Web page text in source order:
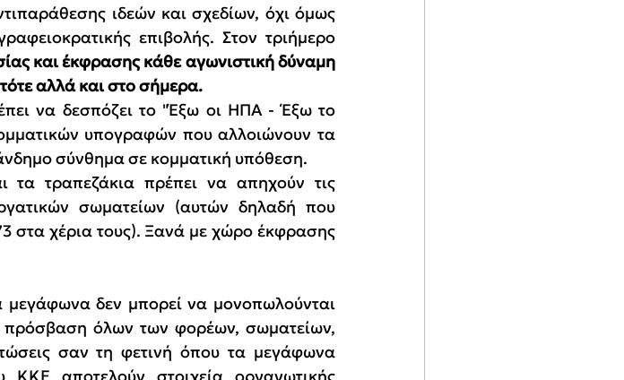
ιδεών και σχεδίων, όχι όμως
επιβολής. Στον τριήμερο
και έκφρασης κάθε αγωνιστική δύναμη
αλλά και στο σήμερα.
να δεσπόζει το "Έξω οι ΗΠΑ - Έξω το
υπογραφών που αλλοιώνουν τα
σύνθημα σε κομματική υπόθεση.
τα τραπεζάκια πρέπει να απηχούν τις
σωματείων (αυτών δηλαδή που
στα χέρια τους). Ξανά με χώρο έκφρασης
μεγάφωνα δεν μπορεί να μονοπωλούνται
όλων των φορέων, σωματείων,
σαν τη φετινή όπου τα μεγάφωνα